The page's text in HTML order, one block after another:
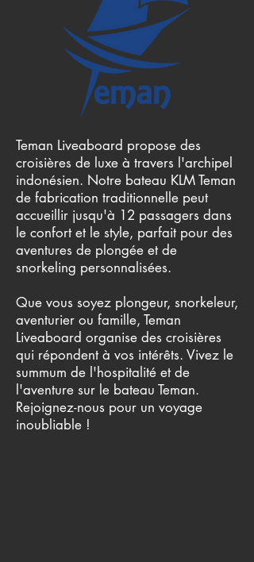
Teman Liveaboard propose des
croisières de luxe à travers l'archipel
indonésien. Notre bateau KLM Teman
de fabrication traditionnelle peut
accueillir jusqu'à 12 passagers dans
le confort et le style, parfait pour des
aventures de plongée et de
snorkeling personnalisées.
Que vous soyez plongeur, snorkeleur,
aventurier ou famille, Teman
Liveaboard organise des croisières
qui répondent à vos intérêts. Vivez le
summum de l'hospitalité et de
l'aventure sur le bateau Teman.
Rejoignez-nous pour un voyage
inoubliable !